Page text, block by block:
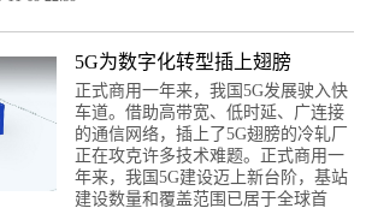
5G为数字化转型插上翅膀
正式商用一年来，我国5G发展驶入快
车道。借助高带宽、低时延、广连接
的通信网络，插上了5G翅膀的冷轧厂
正在攻克许多技术难题。正式商用一
年来，我国5G建设迈上新台阶，基站
建设数量和覆盖范围已居于全球首